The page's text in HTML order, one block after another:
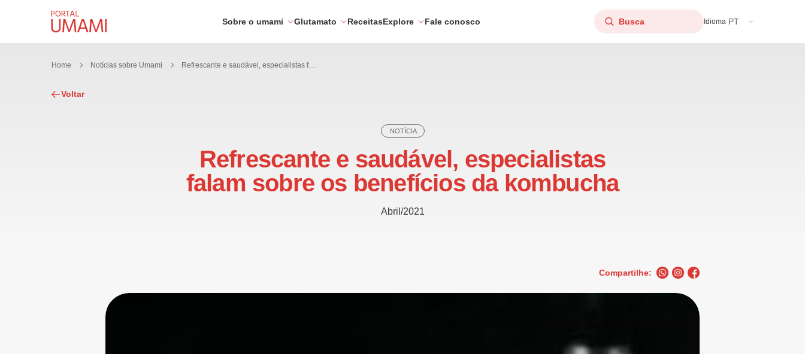
Sobre o umami Glutamato ReceitasExplore Fale conosco Idioma PT
Home Notícias sobre Umami Refrescante e saudável, especialistas falam sobre os benefícios da kombucha
Voltar
NOTÍCIA
Refrescante e saudável, especialistas
falam sobre os benefícios da kombucha
Abril/2021
Compartilhe: